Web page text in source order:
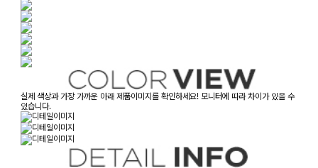
실제 색상과 가장 가까운 아래 제품이미지를 확인하세요! 모니터에 따라 차이가 있을 수
있습니다.